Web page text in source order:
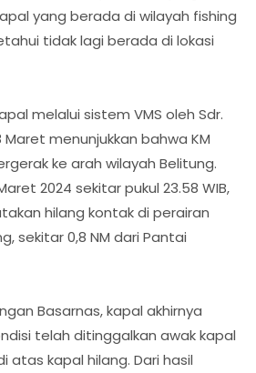
yang berada di wilayah fishing
tidak lagi berada di lokasi
melalui sistem VMS oleh Sdr.
menunjukkan bahwa KM
ke arah wilayah Belitung.
2024 sekitar pukul 23.58 WIB,
hilang kontak di perairan
sekitar 0,8 NM dari Pantai
Basarnas, kapal akhirnya
telah ditinggalkan awak kapal
atas kapal hilang. Dari hasil